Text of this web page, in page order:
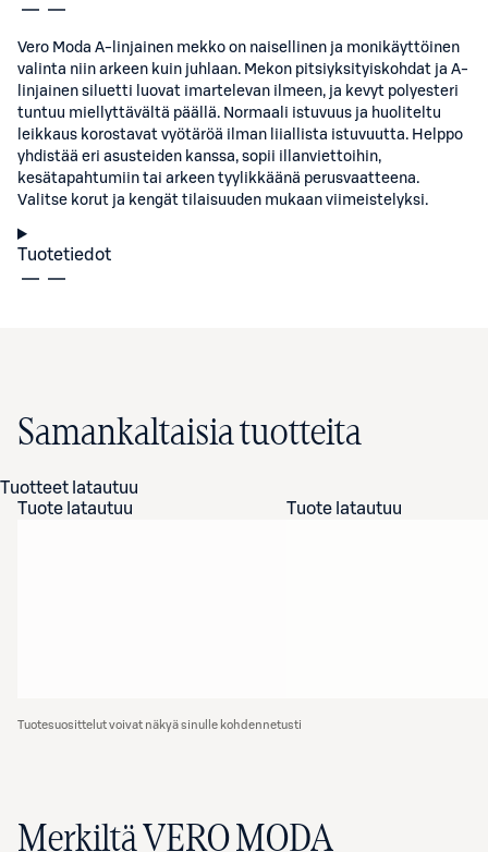
Vero Moda A-linjainen mekko on naisellinen ja monikäyttöinen
valinta niin arkeen kuin juhlaan. Mekon pitsiyksityiskohdat ja A-
linjainen siluetti luovat imartelevan ilmeen, ja kevyt polyesteri
tuntuu miellyttävältä päällä. Normaali istuvuus ja huoliteltu
leikkaus korostavat vyötäröä ilman liiallista istuvuutta. Helppo
yhdistää eri asusteiden kanssa, sopii illanviettoihin,
kesätapahtumiin tai arkeen tyylikkäänä perusvaatteena.
Valitse korut ja kengät tilaisuuden mukaan viimeistelyksi.
Tuotetiedot
Samankaltaisia tuotteita
Tuotteet latautuu
Tuote latautuu
Tuote latautuu
Tuotesuosittelut voivat näkyä sinulle kohdennetusti
Merkiltä VERO MODA